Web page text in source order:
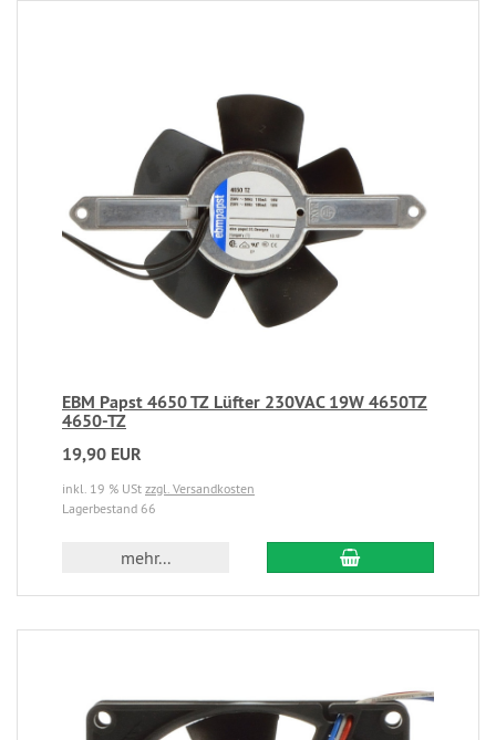
EBM Papst 4650 TZ Lüfter 230VAC 19W 4650TZ
4650-TZ
19,90 EUR
inkl. 19 % USt zzgl. Versandkosten
Lagerbestand 66
mehr...